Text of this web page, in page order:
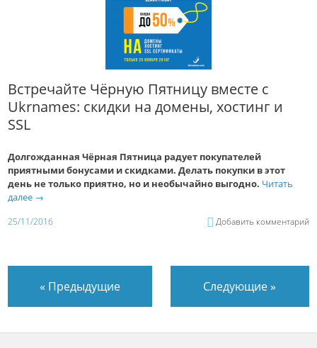
Встречайте Чёрную Пятницу вместе с
Ukrnames: скидки на домены, хостинг и
SSL
Долгожданная Чёрная Пятница радует покупателей
приятными бонусами и скидками. Делать покупки в этот
день не только приятно, но и необычайно выгодно. Читать
далее →
25/11/2016 Добавить комментарий
« Предыдущие Следующие»